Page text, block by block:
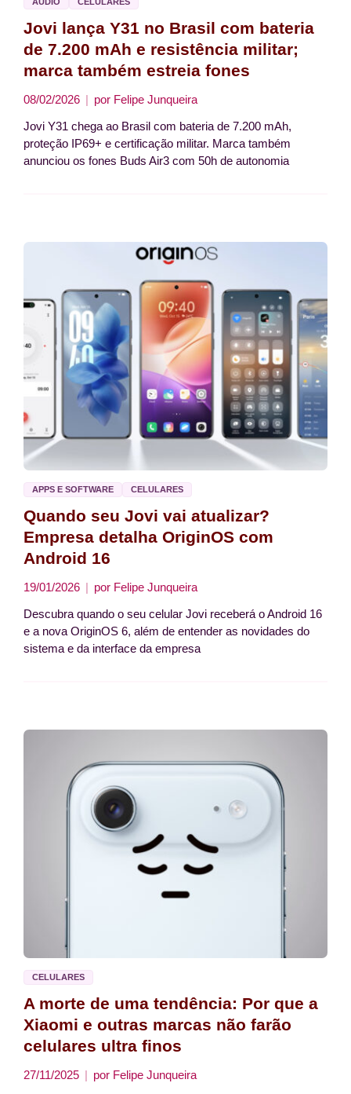
Jovi lança Y31 no Brasil com bateria
de 7.200 mAh e resistência militar;
marca também estreia fones
08/02/2026 por Felipe Junqueira
Jovi Y31 chega ao Brasil com bateria de 7.200 mAh,
proteção IP69+ e certificação militar. Marca também
anunciou os fones Buds Air3 com 50h de autonomia
APPS E SOFTWARE CELULARES
Quando seu Jovi vai atualizar?
Empresa detalha OriginOS com
Android 16
19/01/2026 por Felipe Junqueira
Descubra quando o seu celular Jovi receberá o Android 16
e a nova OriginOS 6, além de entender as novidades do
sistema e da interface da empresa
CELULARES
A morte de uma tendência: Por que a
Xiaomi e outras marcas não farão
celulares ultra finos
27/11/2025 por Felipe Junqueira